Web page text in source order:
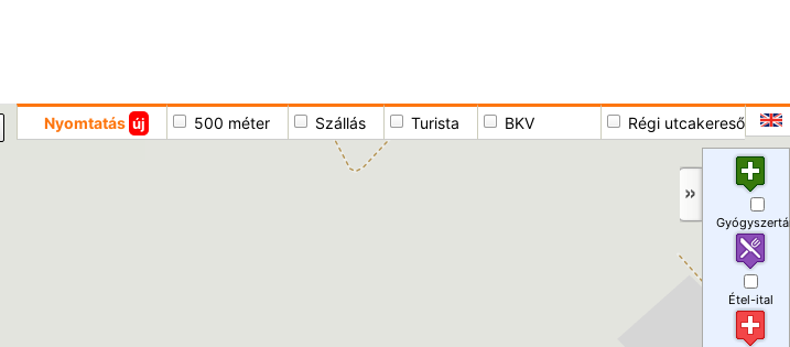
Nyomtatás új 500 méter Szállás Turista BKV Régi utcakereső
Étel-ital